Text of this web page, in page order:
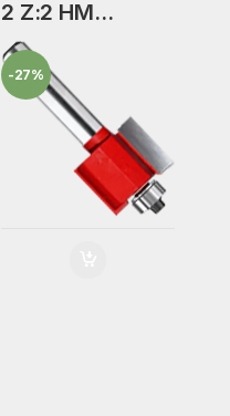
2 Z:2 HM
Tarama, Lamba
Yeri Açma Freze
Bıçak
-27%